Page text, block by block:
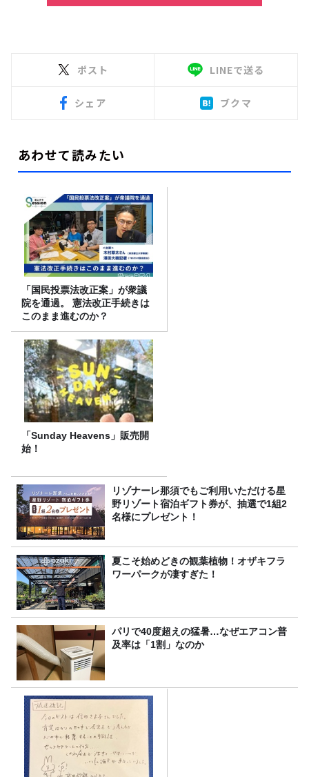
ポスト LINEで送る
シェア ブクマ
あわせて読みたい
「国民投票法改正案」が衆議
院を通過。 憲法改正手続きは
このまま進むのか？
「Sunday Heavens」販売開
始！
リゾナーレ那須でもご利用いただける星
野リゾート宿泊ギフト券が、抽選で1組2
名様にプレゼント！
夏こそ始めどきの観葉植物！オザキフラ
ワーパークが凄すぎた！
パリで40度超えの猛暑…なぜエアコン普
及率は「1割」なのか